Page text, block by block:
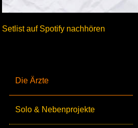
Die Ärzte
Solo & Nebenprojekte
Setlist auf Spotify nachhören